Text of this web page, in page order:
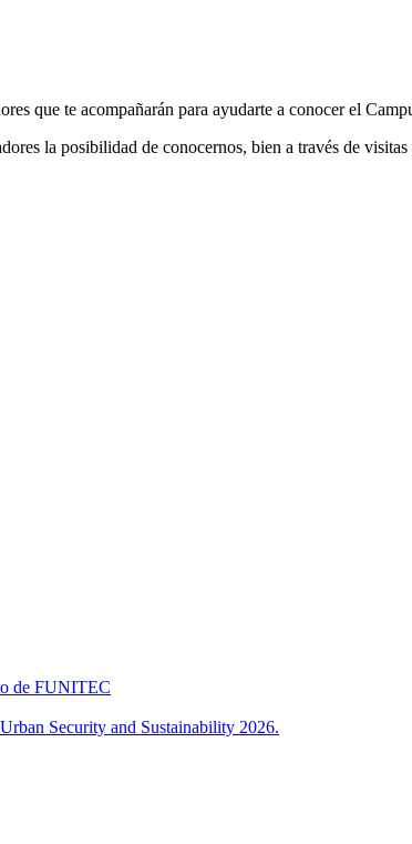
que te acompañarán para ayudarte a conocer el
la posibilidad de conocernos, bien a través de
de FUNITEC
Security and Sustainability 2026.